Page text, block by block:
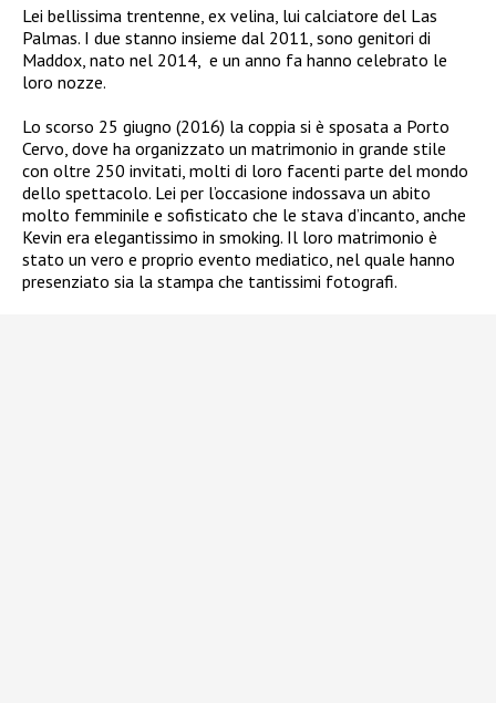
Lei bellissima trentenne, ex velina, lui calciatore del Las
Palmas. I due stanno insieme dal 2011, sono genitori di
Maddox, nato nel 2014, e un anno fa hanno celebrato le
loro nozze.
Lo scorso 25 giugno (2016) la coppia si è sposata a Porto
Cervo, dove ha organizzato un matrimonio in grande stile
con oltre 250 invitati, molti di loro facenti parte del mondo
dello spettacolo. Lei per l’occasione indossava un abito
molto femminile e sofisticato che le stava d’incanto, anche
Kevin era elegantissimo in smoking. Il loro matrimonio è
stato un vero e proprio evento mediatico, nel quale hanno
presenziato sia la stampa che tantissimi fotografi.